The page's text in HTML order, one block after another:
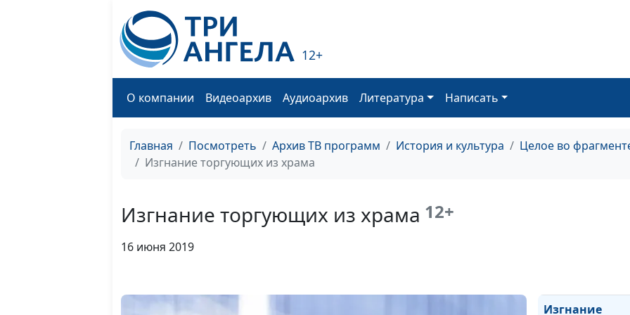
12+
О компании Видеоархив Аудиоархив Литература Написать
Главная Посмотреть Архив ТВ программ История и культура
Целое во
Изгнание торгующих из храма
Изгнание торгующих из храма 12+
16 июня 2019
Мертвый
Изгнание